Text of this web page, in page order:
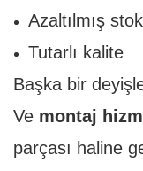
Azaltılmış
Tutarlı kalite
Başka bir
Ve montaj
parçası haline